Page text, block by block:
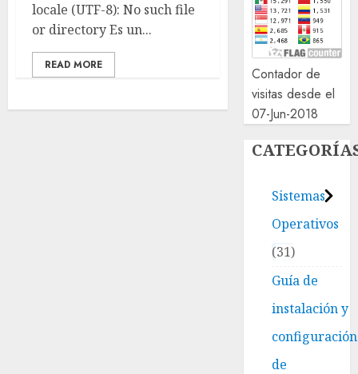
locale (UTF-8): No such file
or directory Es un...
READ MORE
Contador de
visitas desde el
07-Jun-2018
Sistemas
Operativos
31
Guía de
instalación y
configuración
de